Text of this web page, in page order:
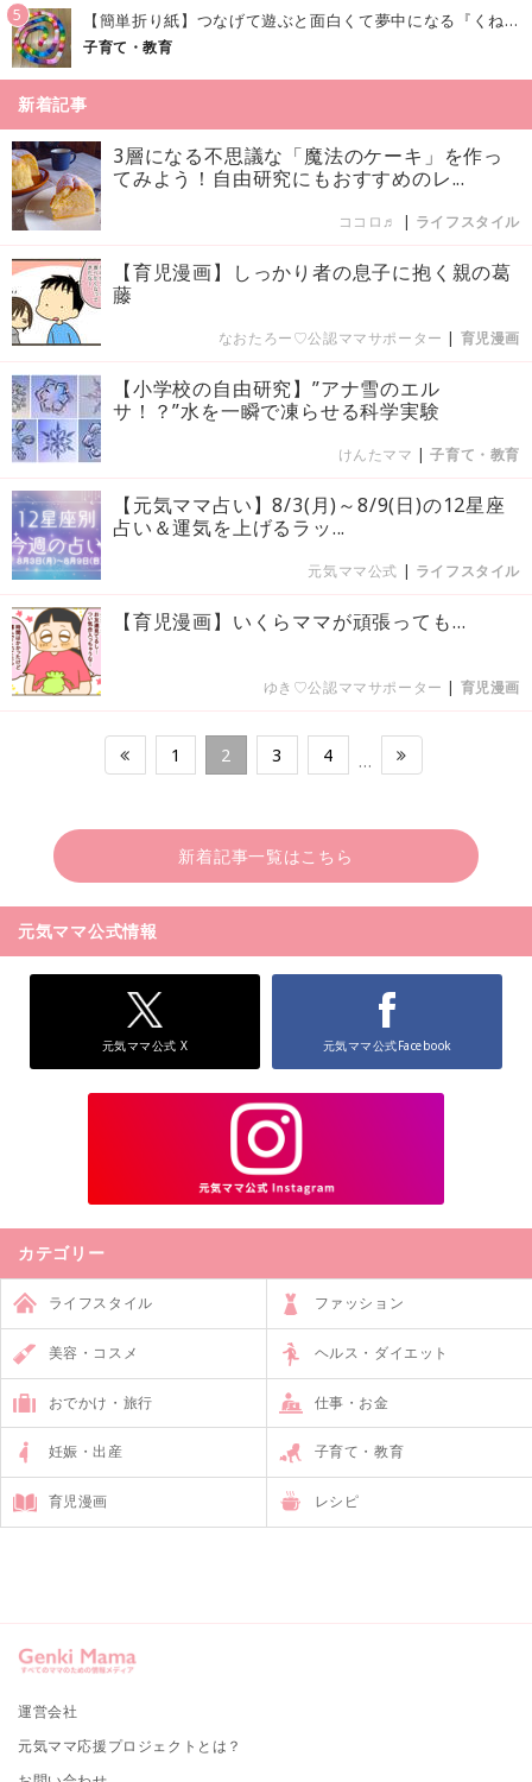
5 【簡単折り紙】つなげて遊ぶと面白くて夢中になる『くねくねへびさんの作り方』
子育て・教育
新着記事
3層になる不思議な「魔法のケーキ」を作っ
てみよう！自由研究にもおすすめのレ...
ココロ♬ | ライフスタイル
【育児漫画】しっかり者の息子に抱く親の葛
藤
なおたろー♡公認ママサポーター | 育児漫画
【小学校の自由研究】”アナ雪のエル
サ！？”水を一瞬で凍らせる科学実験
けんたママ |子育て・教育
【元気ママ占い】8/3(月)～8/9(日)の12星座
占い＆運気を上げるラッ...
元気ママ公式 | ライフスタイル
【育児漫画】いくらママが頑張っても…
ゆき♡公認ママサポーター | 育児漫画
1 2 3 4 …
新着記事一覧はこちら
元気ママ公式情報
元気ママ公式 X 元気ママ公式Facebook
カテゴリー
ライフスタイル ファッション
美容・コスメ ヘルス・ダイエット
おでかけ・旅行 仕事・お金
妊娠・出産 子育て・教育
育児漫画 レシピ
運営会社
元気ママ応援プロジェクトとは？